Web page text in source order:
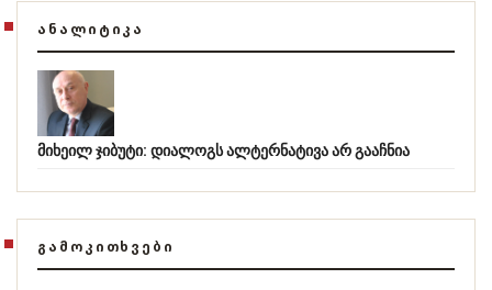
ᲐᲜᲐᲚᲘᲢᲘᲙᲐ
მიხეილ ჯიბუტი: დიალოგს ალტერნატივა არ გააჩნია
ᲒᲐᲛᲝᲙᲘᲗᲮᲕᲔᲑᲘ